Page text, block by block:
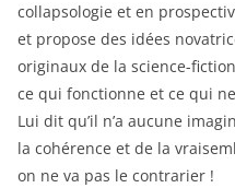
collapsologie et en
et propose des idées
originaux de la science-
ce qui fonctionne et ce qui
Lui dit qu’il n’a aucune
la cohérence et de la
on ne va pas le contrarier !